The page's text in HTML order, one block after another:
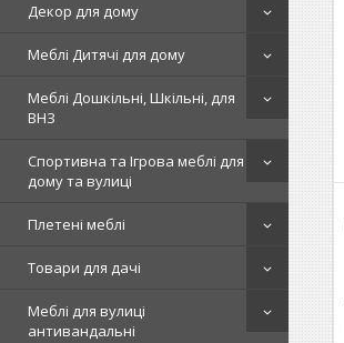
Декор для дому
Меблі Дитячі для дому
Меблі Дошкільні, Шкільні, для
ВНЗ
Спортивна та Ігрова меблі для
дому та вулиці
Плетені меблі
Товари для дачі
Меблі для вулиці
антивандальні